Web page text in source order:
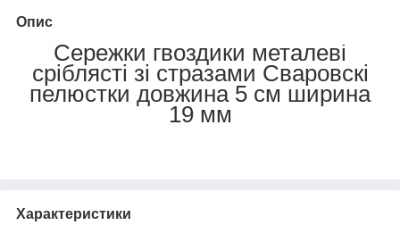
Опис
Сережки гвоздики металеві
сріблясті зі стразами Сваровскі
пелюстки довжина 5 см ширина
19 мм
Характеристики